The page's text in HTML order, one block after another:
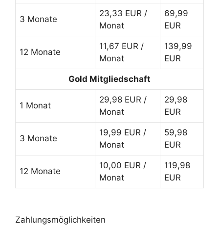
3 Monate
23,33 EUR /
Monat
69,99
EUR
12 Monate
11,67 EUR /
Monat
139,99
EUR
Gold Mitgliedschaft
1 Monat
29,98 EUR /
Monat
29,98
EUR
3 Monate
19,99 EUR /
Monat
59,98
EUR
12 Monate
10,00 EUR /
Monat
119,98
EUR
Zahlungsmöglichkeiten